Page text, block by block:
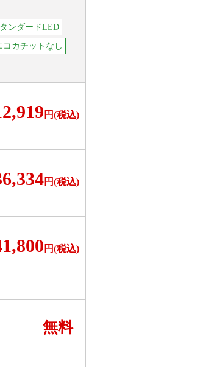
ンダードLED
コカチットなし
円(税込)
円(税込)
円(税込)
無料